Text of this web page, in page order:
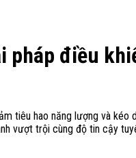
pháp điều
tiêu hao năng lượng và kéo
vượt trội cùng độ tin cậy